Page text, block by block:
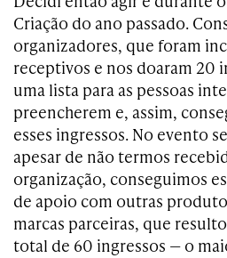
Criação do ano passado.
organizadores, que foram
receptivos e nos doaram 20
uma lista para as pessoas
preencherem e, assim,
esses ingressos. No evento
apesar de não termos
organização, conseguimos
de apoio com outras
marcas parceiras, que
total de 60 ingressos — o